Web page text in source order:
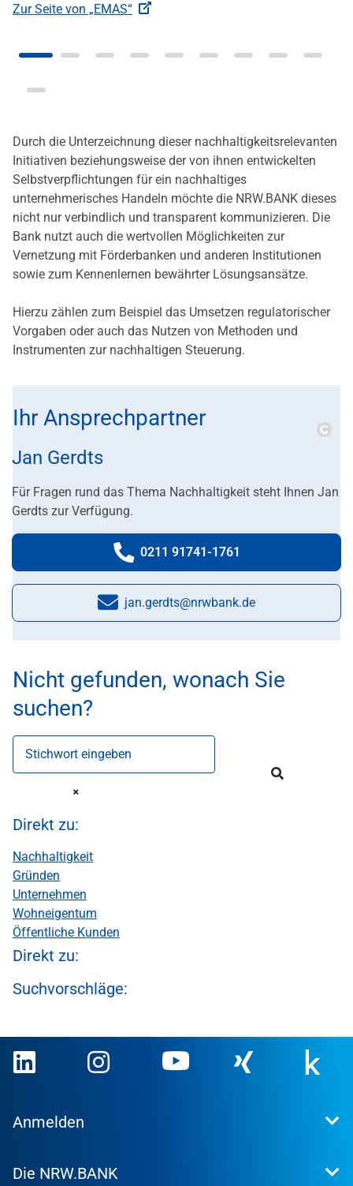
Zur Seite von „EMAS“
Durch die Unterzeichnung dieser nachhaltigkeitsrelevanten
Initiativen beziehungsweise der von ihnen entwickelten
Selbstverpflichtungen für ein nachhaltiges
unternehmerisches Handeln möchte die NRW.BANK dieses
nicht nur verbindlich und transparent kommunizieren. Die
Bank nutzt auch die wertvollen Möglichkeiten zur
Vernetzung mit Förderbanken und anderen Institutionen
sowie zum Kennenlernen bewährter Lösungsansätze.
Hierzu zählen zum Beispiel das Umsetzen regulatorischer
Vorgaben oder auch das Nutzen von Methoden und
Instrumenten zur nachhaltigen Steuerung.
Ihr Ansprechpartner
Jan Gerdts
Für Fragen rund das Thema Nachhaltigkeit steht Ihnen Jan
Gerdts zur Verfügung.
Telefonnummer:
0211 91741-1761
E-Mail:
jan.gerdts@nrwbank.de
Nicht gefunden, wonach Sie
suchen?
Stichwort eingeben
Direkt zu:
Nachhaltigkeit
Gründen
Unternehmen
Wohneigentum
Öffentliche Kunden
Direkt zu:
Suchvorschläge:
Anmelden
Kundenportal
Die NRW.BANK